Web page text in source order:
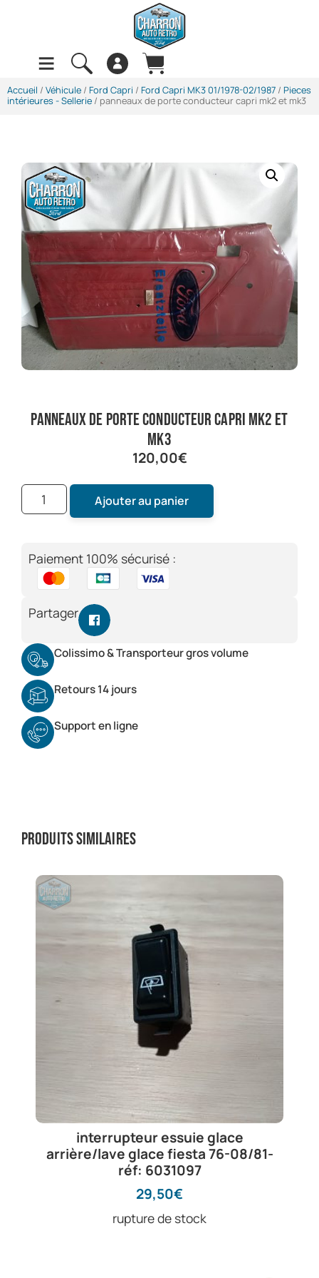
Accueil / Véhicule / Ford Capri / Ford Capri MK3 01/1978-02/1987 / Pieces
intérieures - Sellerie / panneaux de porte conducteur capri mk2 et mk3
panneaux de porte conducteur capri mk2 et
mk3
120,00€
Ajouter au panier
Paiement 100% sécurisé :
Partager
Colissimo & Transporteur gros volume
Retours 14 jours
Support en ligne
Produits similaires
interrupteur essuie glace
arrière/lave glace fiesta 76-08/81-
réf: 6031097
29,50€
rupture de stock